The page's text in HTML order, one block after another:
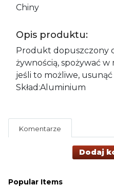
Chiny
Opis produktu:
Produkt dopuszczony
żywnością, spożywać
jeśli to możliwe,
Skład:Aluminium
Komentarze
Dodaj
Popular Items